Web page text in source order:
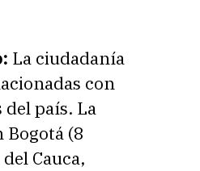
La ciudadanía
con
país. La
(8
Cauca,